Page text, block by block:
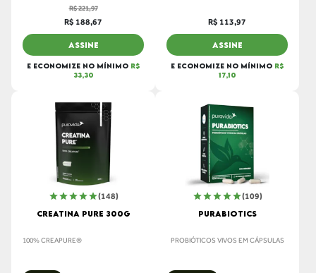
R$ 221,97
R$ 188,67
ASSINE
E ECONOMIZE NO MÍNIMO R$
33,30
R$ 113,97
ASSINE
E ECONOMIZE NO MÍNIMO R$
17,10
(148)
CREATINA PURE 300G
100% CREAPURE®
(109)
PURABIOTICS
PROBIÓTICOS VIVOS EM CÁPSULAS